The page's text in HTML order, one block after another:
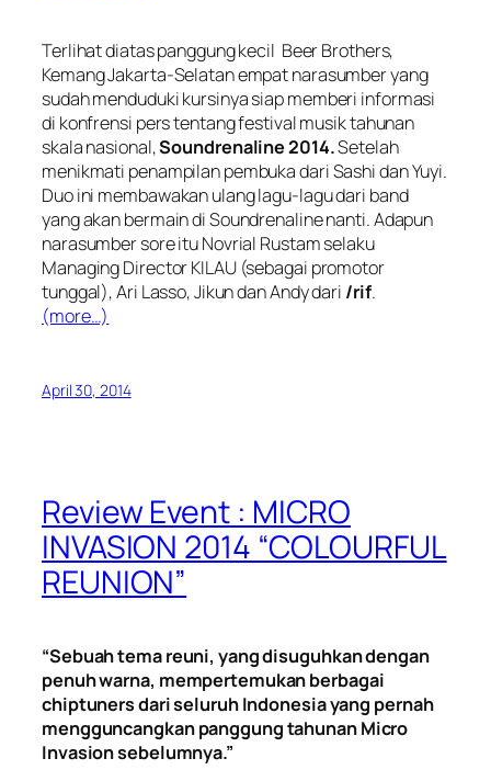
Terlihat diatas panggung kecil Beer Brothers,
Kemang Jakarta-Selatan empat narasumber yang
sudah menduduki kursinya siap memberi informasi
di konfrensi pers tentang festival musik tahunan
skala nasional,Soundrenaline 2014.Setelah
menikmati penampilan pembuka dari Sashi dan Yuyi.
Duo ini membawakan ulang lagu-lagu dari band
yang akan bermain di Soundrenaline nanti. Adapun
narasumber sore itu Novrial Rustam selaku
Managing Director KILAU (sebagai promotor
tunggal), Ari Lasso, Jikun dan Andy dari /rif.
(more…)
April 30, 2014
Review Event : MICRO
INVASION 2014 “COLOURFUL
REUNION”
“Sebuah tema reuni, yang disuguhkan dengan
penuh warna, mempertemukan berbagai
chiptuners dari seluruh Indonesia yang pernah
mengguncangkan panggung tahunan Micro
Invasion sebelumnya.”